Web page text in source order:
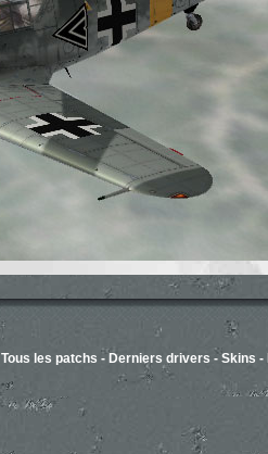
Tous les patchs - Derniers drivers - Skins -